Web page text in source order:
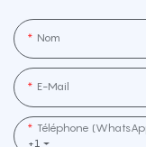
Nom
E-Mail
+1
Téléphone